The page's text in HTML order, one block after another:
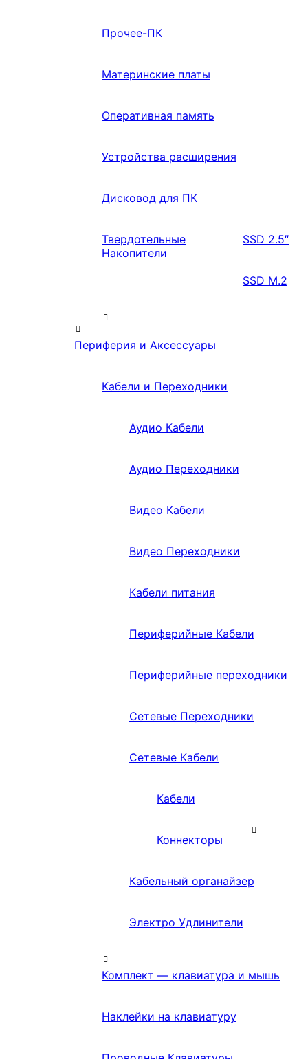
Прочее-ПК
Материнские платы
Оперативная память
Устройства расширения
Дисковод для ПК
Твердотельные
Накопители
SSD 2.5″
SSD M.2
Периферия и Аксессуары
Кабели и Переходники
Аудио Кабели
Аудио Переходники
Видео Кабели
Видео Переходники
Кабели питания
Периферийные Кабели
Периферийные переходники
Сетевые Переходники
Сетевые Кабели
Кабели
Коннекторы
Кабельный органайзер
Электро Удлинители
Комплект — клавиатура и мышь
Наклейки на клавиатуру